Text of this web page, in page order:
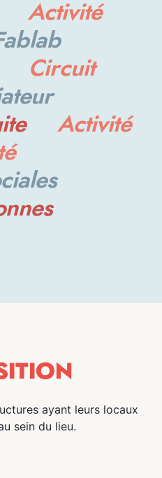
Activité
Circuit
Activité
ayant leurs locaux
sein du lieu.